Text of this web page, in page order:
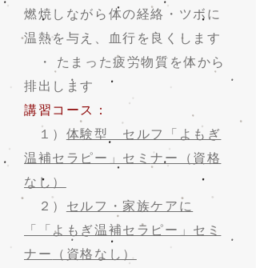
燃焼しながら体の経絡・ツボに
温熱を与え、血行を良くします
・ たまった疲労物質を体から
排出します
講習コース：
１） 体験型 セルフ「よもぎ
温補セラピー」セミナー（資格
なし）
２） セルフ・家族ケアに
「「よもぎ温補セラピー」セミ
ナー
（資格なし）